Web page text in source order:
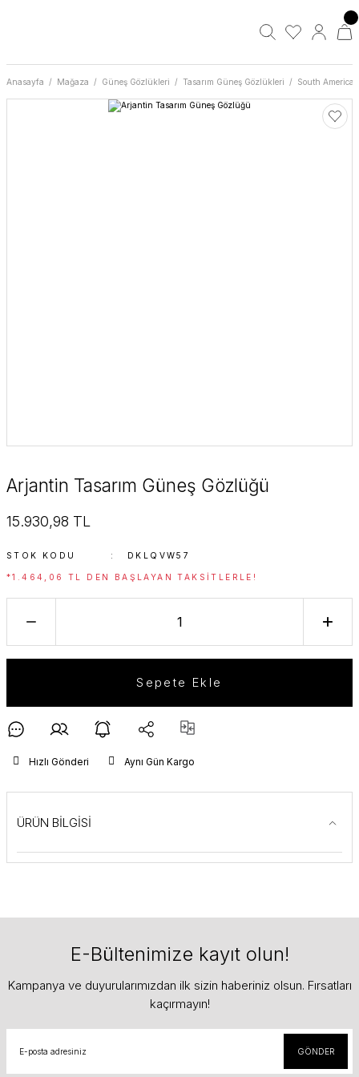
Anasayfa Mağaza Güneş Gözlükleri Tasarım Güneş Gözlükleri South America
Arjantin Tasarım Güneş Gözlüğü
15.930,98 TL
STOK KODU DKLQVW57
*1.464,06 TL DEN BAŞLAYAN TAKSITLERLE!
Sepete Ekle
Hızlı Gönderi Aynı Gün Kargo
ÜRÜN BİLGİSİ
E-Bültenimize kayıt olun!
Kampanya ve duyurularımızdan ilk sizin haberiniz olsun. Fırsatları
kaçırmayın!
GÖNDER